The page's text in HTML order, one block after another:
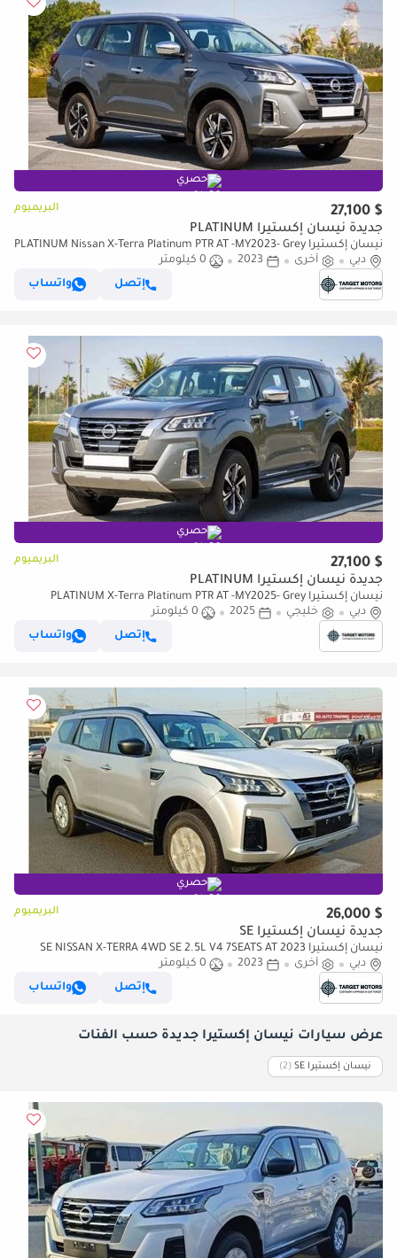
حصري
$ 27,100 البريميوم
جديدة نيسان إكستيرا PLATINUM
نيسان إكستيرا PLATINUM Nissan X-Terra Platinum PTR AT -MY2023- Grey
دبي
أخرى 2023
0 كيلومتر
إتصل
واتساب
حصري
$ 27,100 البريميوم
جديدة نيسان إكستيرا PLATINUM
نيسان إكستيرا PLATINUM X-Terra Platinum PTR AT -MY2025- Grey
دبي
خليجي 2025
0 كيلومتر
إتصل
واتساب
حصري
$ 26,000 البريميوم
جديدة نيسان إكستيرا SE
نيسان إكستيرا SE NISSAN X-TERRA 4WD SE 2.5L V4 7SEATS AT 2023
دبي
أخرى 2023
0 كيلومتر
إتصل
واتساب
عرض سيارات نيسان إكستيرا جديدة حسب الفئات
نيسان إكستيرا SE ‏(2)